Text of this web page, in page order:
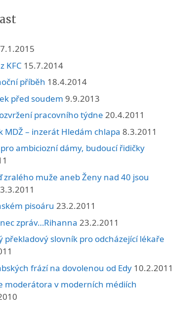
7.1.2015
KFC 15.7.2014
příběh 18.4.2014
před soudem 9.9.2013
pracovního týdne 20.4.2011
MDŽ – inzerát Hledám chlapa 8.3.2011
ambiciozní dámy, budoucí řidičky
zralého muže aneb Ženy nad 40 jsou
3.3.2011
pisoáru 23.2.2011
zpráv…Rihanna 23.2.2011
překladový slovník pro odcházející lékaře
frází na dovolenou od Edy 10.2.2011
moderátora v moderních médiích